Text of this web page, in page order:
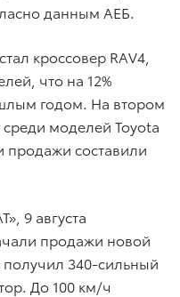
данным АЕБ.
кроссовер RAV4,
что на 12%
годом. На втором
моделей Toyota
продажи составили
9 августа
продажи новой
340-сильный
До 100 км/ч